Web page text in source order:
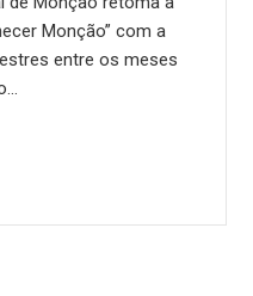
Monção” com a
entre os meses